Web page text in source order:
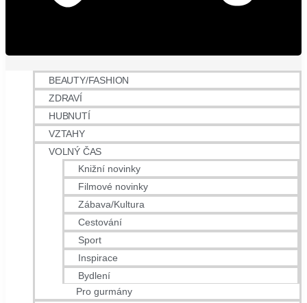
BEAUTY/FASHION
ZDRAVÍ
HUBNUTÍ
VZTAHY
VOLNÝ ČAS
Knižní novinky
Filmové novinky
Zábava/Kultura
Cestování
Sport
Inspirace
Bydlení
Pro gurmány